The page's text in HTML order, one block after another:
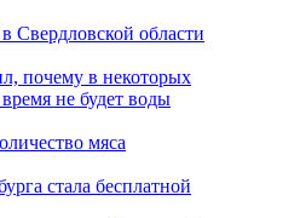
Свердловской области
почему в некоторых
не будет воды
мяса
стала бесплатной